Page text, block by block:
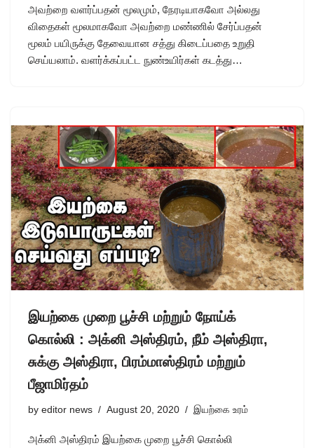
அவற்றை வளர்ப்பதன் மூலமும், நேரடியாகவோ அல்லது
விதைகள் மூலமாகவோ அவற்றை மண்ணில் சேர்ப்பதன்
மூலம் பயிருக்கு தேவையான சத்து கிடைப்பதை உறுதி
செய்யலாம். வளர்க்கப்பட்ட நுண்உயிர்கள் கடத்து…
இயற்கை முறை பூச்சி மற்றும் நோய்க்
கொல்லி : அக்னி அஸ்திரம், நீம் அஸ்திரா,
சுக்கு அஸ்திரா, பிரம்மாஸ்திரம் மற்றும்
பீஜாமிர்தம்
by editor news August 20, 2020 இயற்கை உரம்
அக்னி அஸ்திரம் இயற்கை முறை பூச்சி கொல்லி